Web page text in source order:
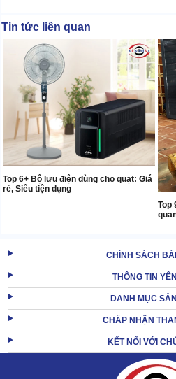
Tin tức liên quan
Top 6+ Bộ lưu điện dùng cho quạt: Giá
rẻ, Siêu tiện dụng
Top
CHÍNH SÁCH
THÔNG TIN
DANH MỤC
CHẤP NHẬN
KẾT NỐI VỚI